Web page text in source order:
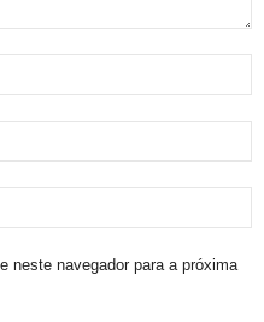
neste navegador para a próxima